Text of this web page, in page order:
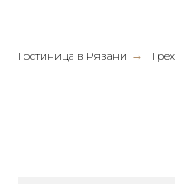
Гостиница в Рязани →